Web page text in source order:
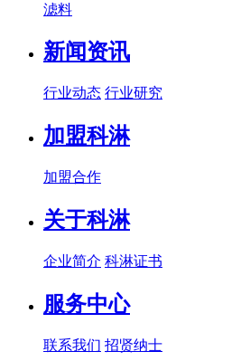
滤料
新闻资讯
行业动态 行业研究
加盟科淋
加盟合作
关于科淋
企业简介 科淋证书
服务中心
联系我们 招贤纳士